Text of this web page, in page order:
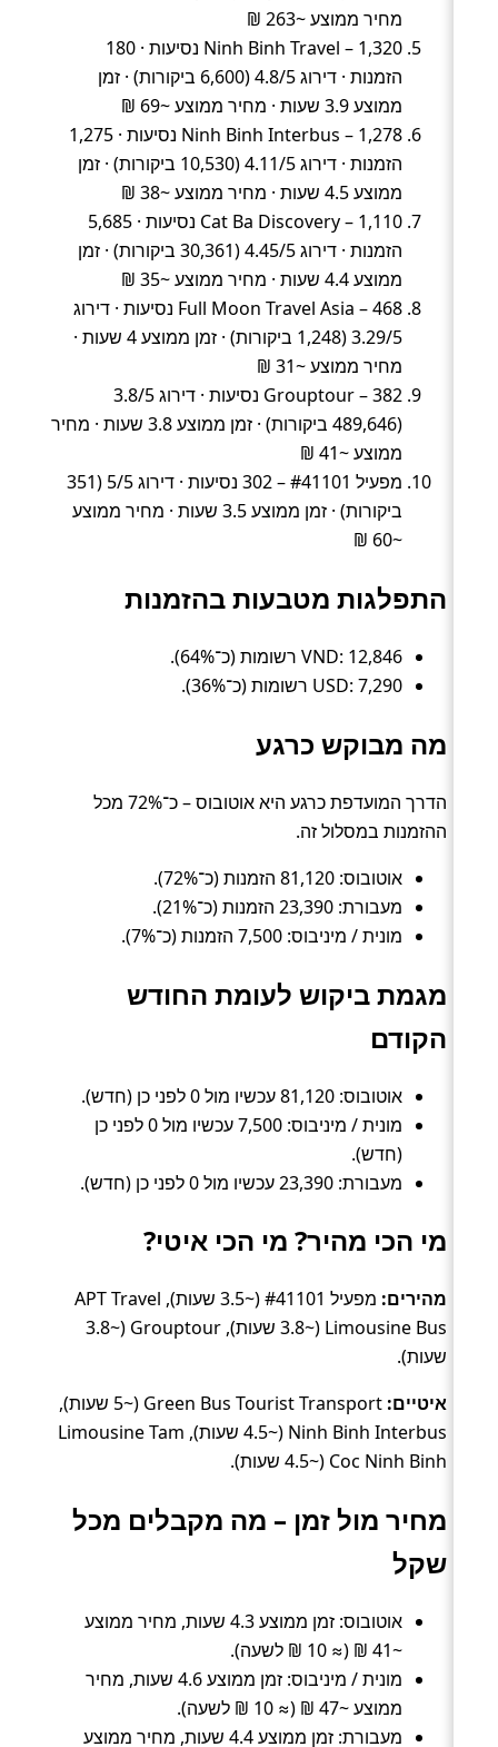
מחיר ממוצע ~263 ₪
Ninh Binh Travel – 1,320 נסיעות · 180
הזמנות · דירוג 4.8/5 (6,600 ביקורות) · זמן
ממוצע 3.9 שעות · מחיר ממוצע ~69 ₪
Ninh Binh Interbus – 1,278 נסיעות · 1,275
הזמנות · דירוג 4.11/5 (10,530 ביקורות) · זמן
ממוצע 4.5 שעות · מחיר ממוצע ~38 ₪
Cat Ba Discovery – 1,110 נסיעות · 5,685
הזמנות · דירוג 4.45/5 (30,361 ביקורות) · זמן
ממוצע 4.4 שעות · מחיר ממוצע ~35 ₪
Full Moon Travel Asia – 468 נסיעות · דירוג
3.29/5 (1,248 ביקורות) · זמן ממוצע 4 שעות ·
מחיר ממוצע ~31 ₪
Grouptour – 382 נסיעות · דירוג 3.8/5
(489,646 ביקורות) · זמן ממוצע 3.8 שעות · מחיר
ממוצע ~41 ₪
מפעיל #41101 – 302 נסיעות · דירוג 5/5 (351
ביקורות) · זמן ממוצע 3.5 שעות · מחיר ממוצע
~60 ₪
התפלגות מטבעות בהזמנות
VND: 12,846 רשומות (כ־64%).
USD: 7,290 רשומות (כ־36%).
מה מבוקש כרגע
הדרך המועדפת כרגע היא אוטובוס – כ־72% מכל
ההזמנות במסלול זה.
אוטובוס: 81,120 הזמנות (כ־72%).
מעבורת: 23,390 הזמנות (כ־21%).
מונית / מיניבוס: 7,500 הזמנות (כ־7%).
מגמת ביקוש לעומת החודש
הקודם
אוטובוס: 81,120 עכשיו מול 0 לפני כן (חדש).
מונית / מיניבוס: 7,500 עכשיו מול 0 לפני כן
(חדש).
מעבורת: 23,390 עכשיו מול 0 לפני כן (חדש).
מי הכי מהיר? מי הכי איטי?
מהירים:
מפעיל #41101 (~3.5 שעות), APT Travel
Limousine Bus (~3.8 שעות), Grouptour (~3.8
שעות).
איטיים:
Green Bus Tourist Transport (~5 שעות),
Ninh Binh Interbus (~4.5 שעות), Limousine Tam
Coc Ninh Binh (~4.5 שעות).
מחיר מול זמן – מה מקבלים מכל
שקל
אוטובוס: זמן ממוצע 4.3 שעות, מחיר ממוצע
~41 ₪ (≈ 10 ₪ לשעה).
מונית / מיניבוס: זמן ממוצע 4.6 שעות, מחיר
ממוצע ~47 ₪ (≈ 10 ₪ לשעה).
מעבורת: זמן ממוצע 4.4 שעות, מחיר ממוצע